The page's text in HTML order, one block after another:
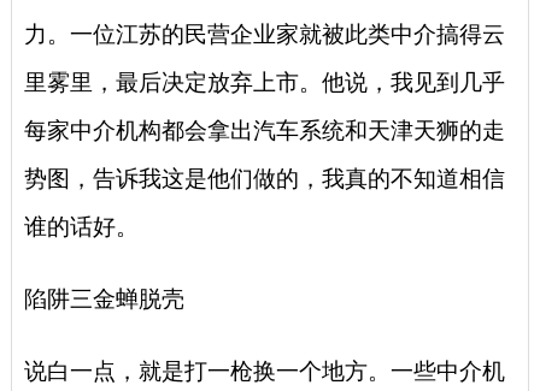
力。一位江苏的民营企业家就被此类中介搞得云
里雾里，最后决定放弃上市。他说，我见到几乎
每家中介机构都会拿出汽车系统和天津天狮的走
势图，告诉我这是他们做的，我真的不知道相信
谁的话好。
陷阱三金蝉脱壳
说白一点，就是打一枪换一个地方。一些中介机